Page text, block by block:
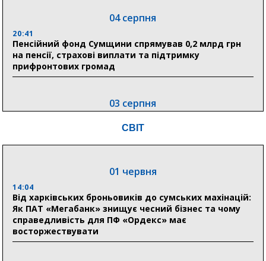
04 серпня
20:41
Пенсійний фонд Сумщини спрямував 0,2 млрд грн
на пенсії, страхові виплати та підтримку
прифронтових громад
03 серпня
Романько розширює програму відпочинку дітей із
Ніколаєнко: у Сумах погодили 115 компенсацій на
відновлення житла майже на 6,6 млн грн
СВІТ
01 червня
14:04
Від харківських броньовиків до сумських махінацій:
Як ПАТ «Мегабанк» знищує чесний бізнес та чому
справедливість для ПФ «Ордекс» має
восторжествувати